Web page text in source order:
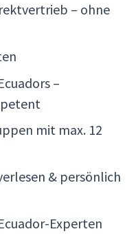
– ohne
–
mit max. 12
& persönlich
Experten